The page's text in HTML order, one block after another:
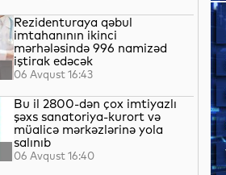
Rezidenturaya qəbul
imtahanının ikinci
mərhələsində 996 namizəd
iştirak edəcək
06 Avqust 16:43
Bu il 2800-dən çox imtiyazlı
şəxs sanatoriya-kurort və
müalicə mərkəzlərinə yola
salınıb
06 Avqust 16:40